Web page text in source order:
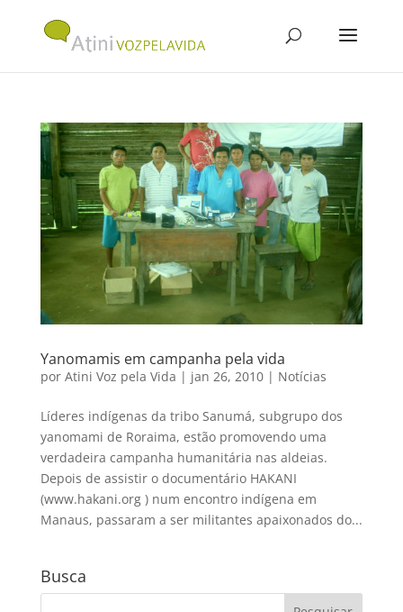
Yanomamis em campanha pela vida
por Atini Voz pela Vida | jan 26, 2010| Notícias
Líderes indígenas da tribo Sanumá, subgrupo dos
yanomami de Roraima, estão promovendo uma
verdadeira campanha humanitária nas aldeias.
Depois de assistir o documentário HAKANI
(www.hakani.org ) num encontro indígena em
Manaus, passaram a ser militantes apaixonados do...
Busca